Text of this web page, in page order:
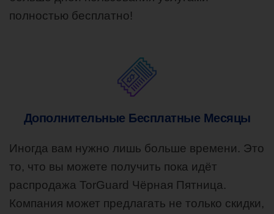
полностью бесплатно!
Дополнительные Бесплатные Месяцы
Иногда вам нужно лишь больше времени. Это
то, что вы можете получить пока идёт
распродажа TorGuard Чёрная Пятница.
Компания может предлагать не только скидки,